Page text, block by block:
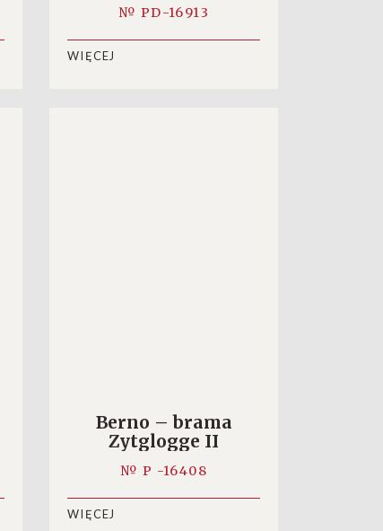
№ PD-16913
WIĘCEJ
Berno – brama
Zytglogge II
№ P -16408
WIĘCEJ